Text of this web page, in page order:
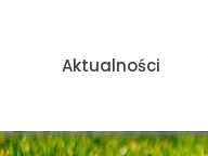
Aktualności